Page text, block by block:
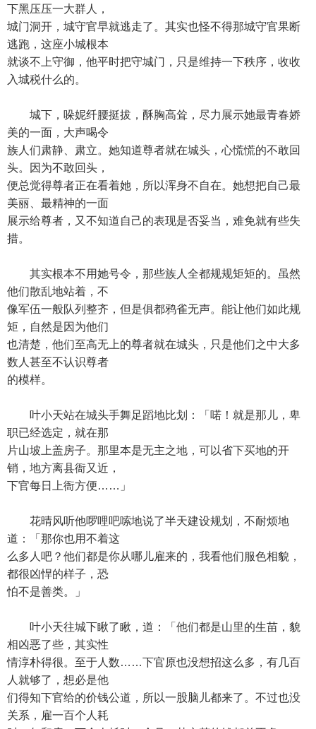
下黑压压一大群人，
城门洞开，城守官早就逃走了。其实也怪不得那城守官果断
逃跑，这座小城根本
就谈不上守御，他平时把守城门，只是维持一下秩序，收收
入城税什么的。
城下，哚妮纤腰挺拔，酥胸高耸，尽力展示她最青春娇
美的一面，大声喝令
族人们肃静、肃立。她知道尊者就在城头，心慌慌的不敢回
头。因为不敢回头，
便总觉得尊者正在看着她，所以浑身不自在。她想把自己最
美丽、最精神的一面
展示给尊者，又不知道自己的表现是否妥当，难免就有些失
措。
其实根本不用她号令，那些族人全都规规矩矩的。虽然
他们散乱地站着，不
像军伍一般队列整齐，但是俱都鸦雀无声。能让他们如此规
矩，自然是因为他们
也清楚，他们至高无上的尊者就在城头，只是他们之中大多
数人甚至不认识尊者
的模样。
叶小天站在城头手舞足蹈地比划：「喏！就是那儿，卑
职已经选定，就在那
片山坡上盖房子。那里本是无主之地，可以省下买地的开
销，地方离县衙又近，
下官每日上衙方便……」
花晴风听他啰哩吧嗦地说了半天建设规划，不耐烦地
道：「那你也用不着这
么多人吧？他们都是你从哪儿雇来的，我看他们服色相貌，
都很凶悍的样子，恐
怕不是善类。」
叶小天往城下瞅了瞅，道：「他们都是山里的生苗，貌
相凶恶了些，其实性
情淳朴得很。至于人数……下官原也没想招这么多，有几百
人就够了，想必是他
们得知下官给的价钱公道，所以一股脑儿都来了。不过也没
关系，雇一百个人耗